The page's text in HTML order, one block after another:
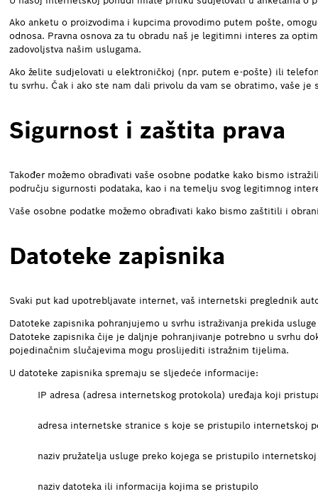
Ako anketu o proizvodima i kupcima provodimo putem pošte,
odnosa. Pravna osnova za tu obradu naš je legitimni interes za
zadovoljstva našim uslugama.
Ako želite sudjelovati u elektroničkoj (npr. putem e-pošte) ili
tu svrhu. Čak i ako ste nam dali privolu da vam se obratimo, vaše
Sigurnost i zaštita prava
Također možemo obrađivati vaše osobne podatke kako bismo
području sigurnosti podataka, kao i na temelju svog legitimnog
Vaše osobne podatke možemo obrađivati kako bismo zaštitili i
Datoteke zapisnika
Svaki put kad upotrebljavate internet, vaš internetski preglednik
Datoteke zapisnika pohranjujemo u svrhu istraživanja prekida
Datoteke zapisnika čije je daljnje pohranjivanje potrebno u svrhu
pojedinačnim slučajevima mogu proslijediti istražnim tijelima.
U datoteke zapisnika spremaju se sljedeće informacije:
IP adresa (adresa internetskog protokola) uređaja koji
adresa internetske stranice s koje se pristupilo internetskoj
naziv pružatelja usluge preko kojega se pristupilo
naziv datoteka ili informacija kojima se pristupilo